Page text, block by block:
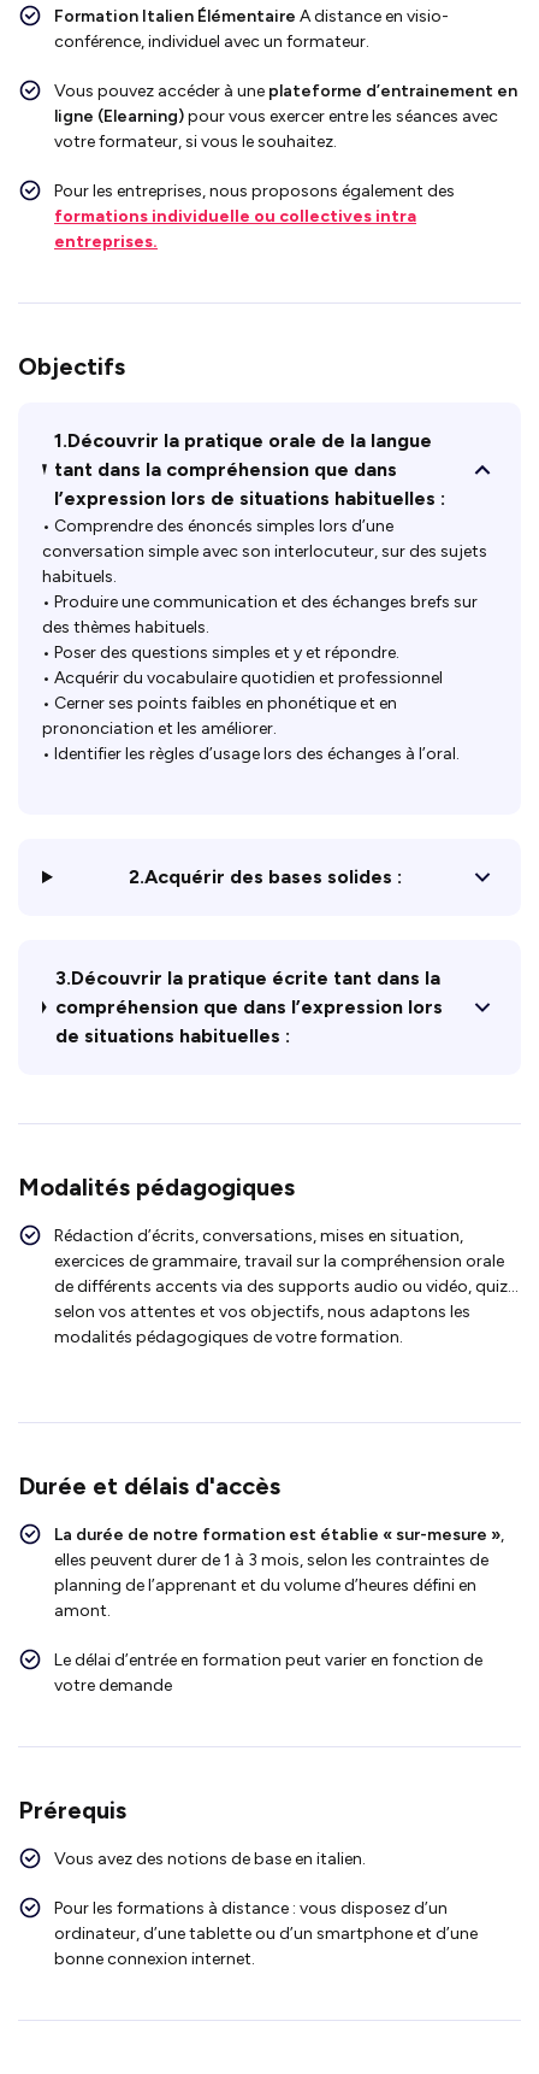
Formation Italien Élémentaire A distance en visio-
conférence, individuel avec un formateur.
Vous pouvez accéder à une plateforme d’entrainement en
ligne (Elearning)pour vous exercer entre les séances avec
votre formateur, si vous le souhaitez.
Pour les entreprises, nous proposons également des
formations individuelle ou collectives intra
entreprises.
Objectifs
1.Découvrir la pratique orale de la langue
tant dans la compréhension que dans
l’expression lors de situations habituelles :
• Comprendre des énoncés simples lors d’une
conversation simple avec son interlocuteur, sur des sujets
habituels.
• Produire une communication et des échanges brefs sur
des thèmes habituels.
• Poser des questions simples et y et répondre.
• Acquérir du vocabulaire quotidien et professionnel
• Cerner ses points faibles en phonétique et en
prononciation et les améliorer.
• Identifier les règles d’usage lors des échanges à l’oral.
2.Acquérir des bases solides :
3.Découvrir la pratique écrite tant dans la
compréhension que dans l’expression lors
de situations habituelles :
Modalités pédagogiques
Rédaction d’écrits, conversations, mises en situation,
exercices de grammaire, travail sur la compréhension orale
de différents accents via des supports audio ou vidéo, quiz…
selon vos attentes et vos objectifs, nous adaptons les
modalités pédagogiques de votre formation.
Durée et délais d'accès
La durée de notre formation est établie « sur-mesure »,
elles peuvent durer de 1 à 3 mois, selon les contraintes de
planning de l’apprenant et du volume d’heures défini en
amont.
Le délai d’entrée en formation peut varier en fonction de
votre demande
Prérequis
Vous avez des notions de base en italien.
Pour les formations à distance : vous disposez d’un
ordinateur, d’une tablette ou d’un smartphone et d’une
bonne connexion internet.